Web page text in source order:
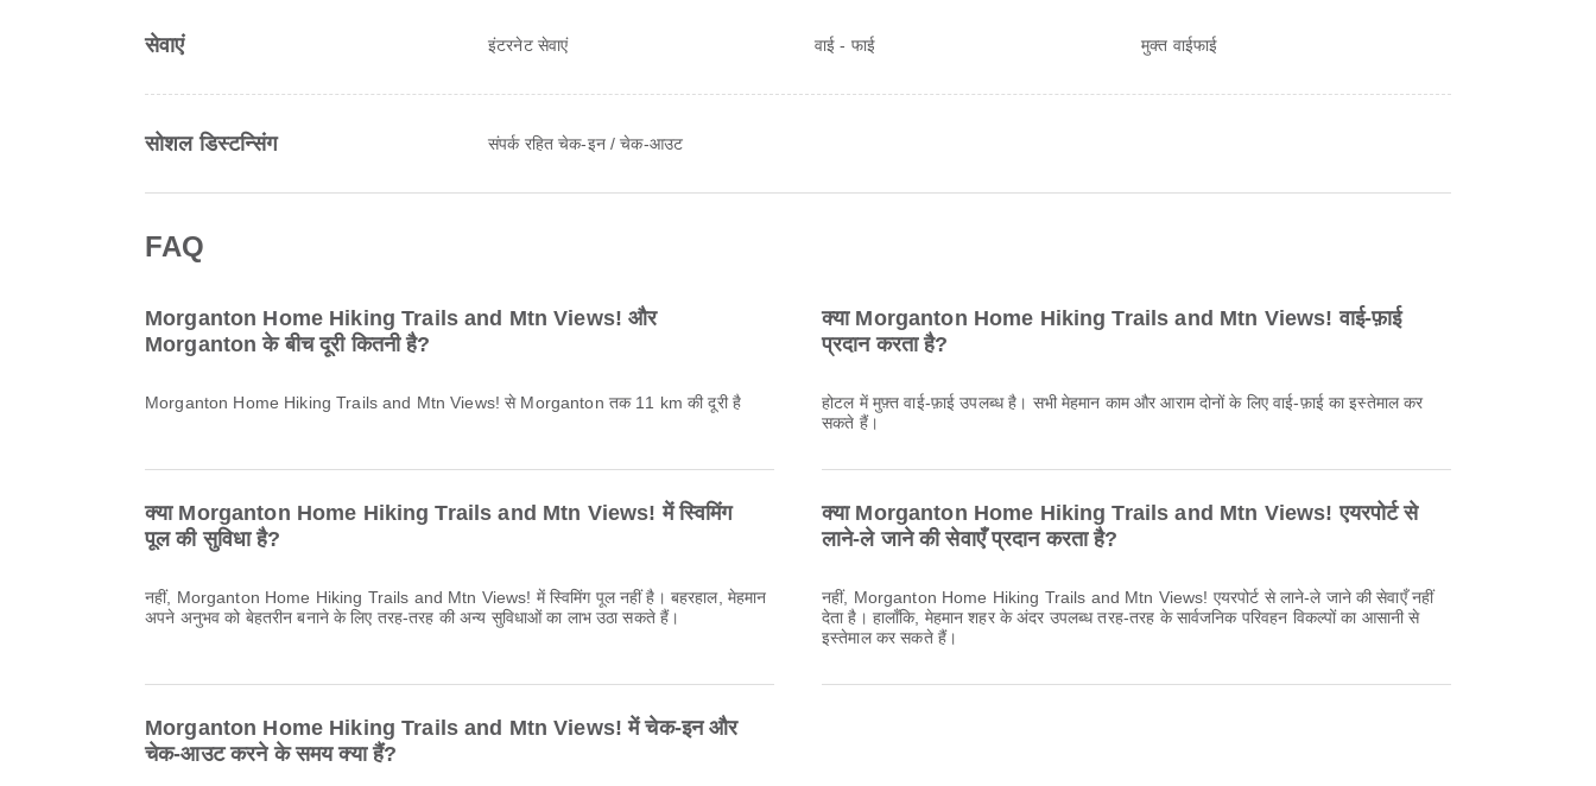
सेवाएं इंटरनेट सेवाएं वाई - फाई मुक्त वाईफाई
सोशल डिस्टन्सिंग संपर्क रहित चेक-इन / चेक-आउट
FAQ
Morganton Home Hiking Trails and Mtn Views! और
Morganton के बीच दूरी कितनी है?
Morganton Home Hiking Trails and Mtn Views! से Morganton तक 11 km की दूरी है
क्या Morganton Home Hiking Trails and Mtn Views! वाई-फ़ाई
प्रदान करता है?
होटल में मुफ़्त वाई-फ़ाई उपलब्ध है। सभी मेहमान काम और आराम दोनों के लिए वाई-फ़ाई का इस्तेमाल कर
सकते हैं।
क्या Morganton Home Hiking Trails and Mtn Views! में स्विमिंग
पूल की सुविधा है?
नहीं, Morganton Home Hiking Trails and Mtn Views! में स्विमिंग पूल नहीं है। बहरहाल, मेहमान
अपने अनुभव को बेहतरीन बनाने के लिए तरह-तरह की अन्य सुविधाओं का लाभ उठा सकते हैं।
क्या Morganton Home Hiking Trails and Mtn Views! एयरपोर्ट से
लाने-ले जाने की सेवाएँ प्रदान करता है?
नहीं, Morganton Home Hiking Trails and Mtn Views! एयरपोर्ट से लाने-ले जाने की सेवाएँ नहीं
देता है। हालाँकि, मेहमान शहर के अंदर उपलब्ध तरह-तरह के सार्वजनिक परिवहन विकल्पों का आसानी से
इस्तेमाल कर सकते हैं।
Morganton Home Hiking Trails and Mtn Views! में चेक-इन और
चेक-आउट करने के समय क्या हैं?